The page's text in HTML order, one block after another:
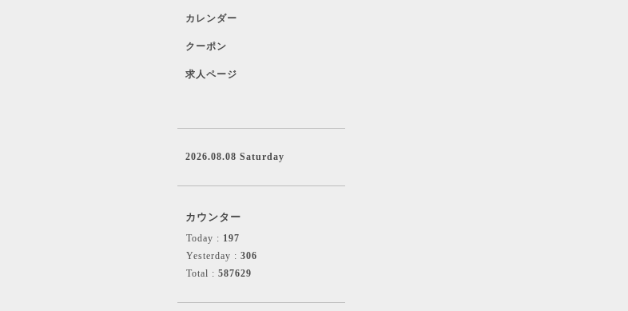
カレンダー
クーポン
求人ページ
2026.08.08 Saturday
カウンター
Today : 197
Yesterday : 306
Total : 587629